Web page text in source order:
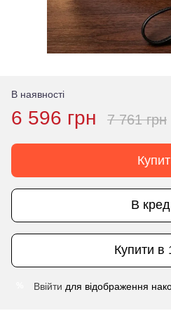
В наявності
6 596 грн 7 761 грн
В
Купити в
Ввійти для відображення